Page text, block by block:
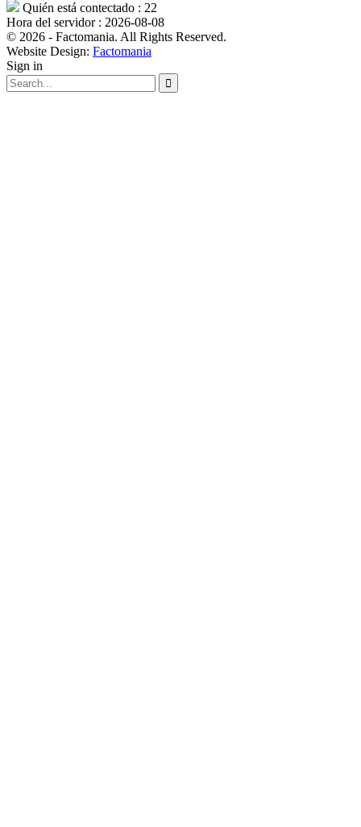
Quién está contectado : 22
Hora del servidor : 2026-08-08
© 2026 - Factomania. All Rights Reserved.
Website Design: Factomania
Sign in